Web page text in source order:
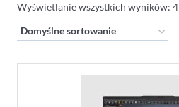
Wyświetlanie wszystkich wyników: 4